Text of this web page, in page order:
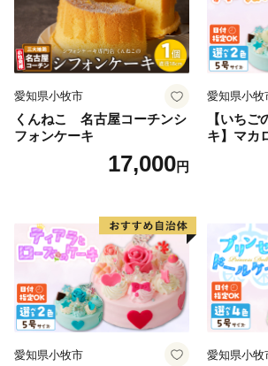
少し足をのばせば、珍しいウランガラ
妖精の森ガラス美術館もあります。
多くの文人にも愛された風情ある山里
美人の湯として、与謝野鉄幹・晶子夫
や全国からの温泉ファンを引き付けて
☆妖精の森ガラス美術館
世界的に珍しいウランガラス専門美術
ス美術館」内にあるガラス工房では、
サンドブラスト体験・リューター体験
作りを体験することができます。
☆岩井の滝と岩井の名水
子宝伝説もある岡山県最北端の滝。上
愛知県小牧市
くんねこ 名古屋コーチンシ
フォンケーキ
17,000円
愛知県小牧
【いち
キ】マカ
ーキ ス
ザート
デコレ
ルケーキ
愛知県小牧市 愛知県小牧